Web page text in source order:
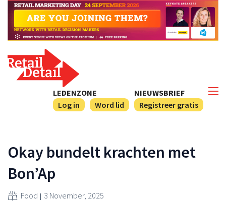
NIEUWSBRIEF
Registreer gratis
LEDENZONE
Log in
Word lid
Okay bundelt krachten met
Bon’Ap
Food 3 November, 2025